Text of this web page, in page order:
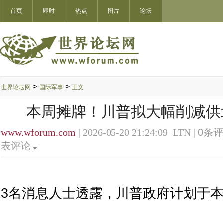
首页 即时 热点 图片 论坛
世界论坛网 > 国际军事 > 正文
本周摊牌！川普拟大幅削减
www.wforum.com | 2026-05-20 21:24:09 LTN | 0条
表评论
3名消息人士透露，川普政府计划于